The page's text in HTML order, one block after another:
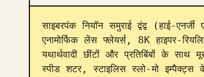
साइबरपंक नियॉन समुराई द्वंद्व (हाई-
एनामोर्फिक लेंस फ्लेयर्स, 8K हाइपर-
यथार्थवादी छींटों और प्रतिबिंबों के साथ
स्पीड शटर, स्टाइलिस स्लो-मो इम्पैक्ट्स